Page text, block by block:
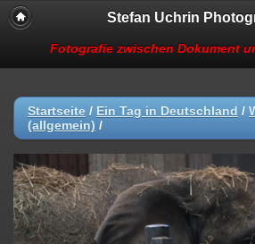
Stefan Uchrin
Fotografie zwischen Dokument
Startseite / Ein Tag in Deutschland /
(allgemein) /